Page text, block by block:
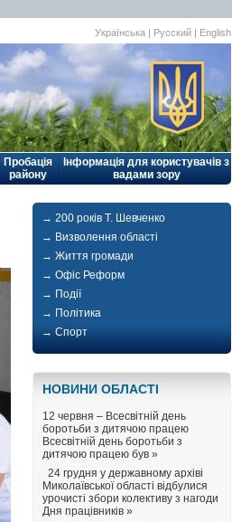
Українська | Русский | English
Пробація
району
Інформація для користувачів з
вадами зору
→ 200 років Т. Шевченко
→ Визволення області
→ Життя громади
→ Офіс Реформ
→ Події
→ Політика
→ Спорт
НОВИНИ ОБЛАСТI
12 червня – Всесвітній день
боротьби з дитячою працею
Всесвітній день боротьби з
дитячою працею був »
24 грудня у державному архіві
Миколаївської області відбулися
урочисті збори колективу з нагоди
Дня працівників »